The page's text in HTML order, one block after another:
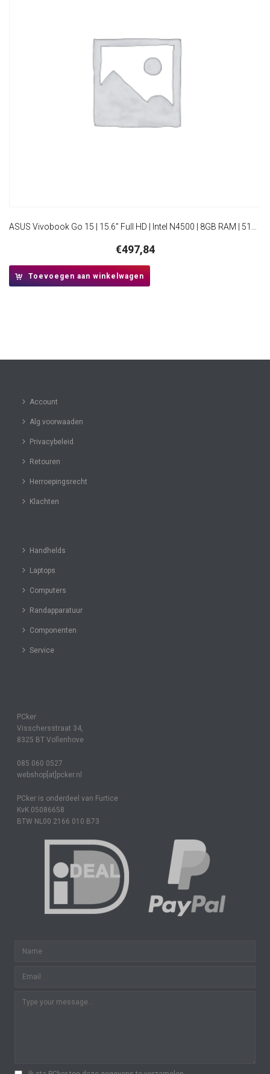
€497,84
Toevoegen aan winkelwagen
Account
Alg.voorwaaden
Privacybeleid
Retouren
Herroepingsrecht
Klachten
Handhelds
Laptops
Computers
Randapparatuur
Componenten
Service
PCker
Visschersstraat 34,
8325 BT Vollenhove
085 060 0527
webshop[at]pcker.nl
PCker is onderdeel van Furtice
KvK 05086658
BTW NL00 2166 010 B73